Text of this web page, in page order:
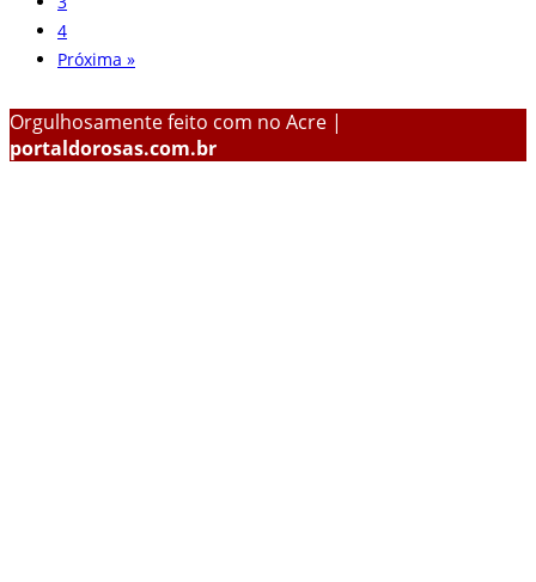
4
Próxima »
Orgulhosamente feito com no Acre |
portaldorosas.com.br